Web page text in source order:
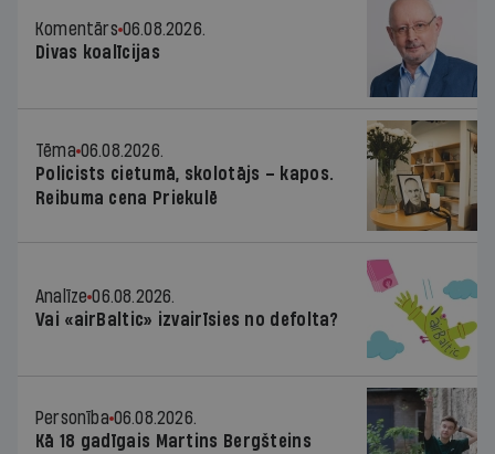
Komentārs 06.08.2026.
Divas koalīcijas
Tēma 06.08.2026.
Policists cietumā, skolotājs – kapos.
Reibuma cena Priekulē
Analīze 06.08.2026.
Vai «airBaltic» izvairīsies no defolta?
Personība 06.08.2026.
Kā 18 gadīgais Martins Bergšteins